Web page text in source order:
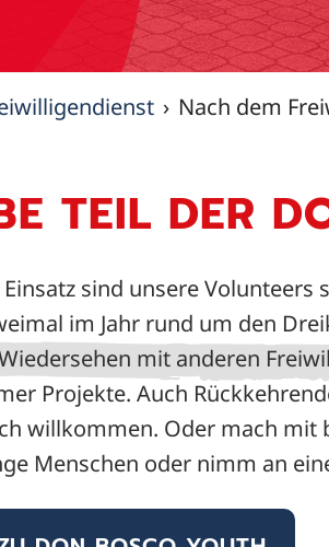
Nach dem
TEIL DER
sind unsere
im Jahr rund um den
mit anderen
Projekte. Auch
willkommen. Oder mach mit
Menschen oder nimm an